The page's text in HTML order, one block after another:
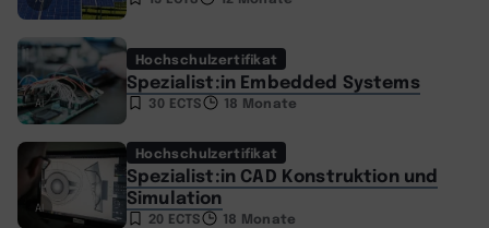
AI
Hochschulzertifikat
Spezialist:in Embedded Systems
30 ECTS 18 Monate
AI
Hochschulzertifikat
Spezialist:in CAD Konstruktion und
Simulation
20 ECTS 18 Monate